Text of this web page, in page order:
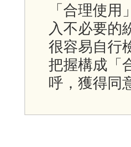
「合理使
入不必要的
很容易自行
把握構成「
呼，獲得同